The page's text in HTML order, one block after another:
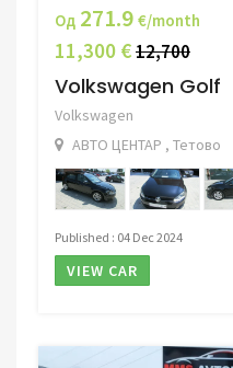
Од 271.9 €/month
11,300 €12,700
Volkswagen Golf
Volkswagen
АВТО ЦЕНТАР , Тетово
Published : 04 Dec 2024
VIEW CAR